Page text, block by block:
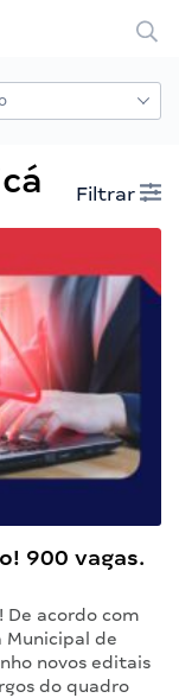
Filtrar
900 vagas.
De acordo com
Municipal de
novos editais
do quadro